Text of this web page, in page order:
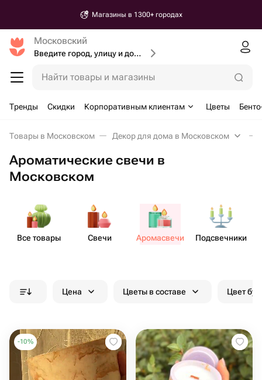
Магазины в 1300+ городах
Московский
Введите город, улицу и дом доставки
Найти товары и магазины
Тренды Скидки Корпоративным клиентам Цветы
Товары в Московском Декор для дома в Московском
Ароматические свечи в
Московском
Все товары Свечи Аром​асвечи Подсв​ечники
Цена Цветы в составе Цвет
-10%